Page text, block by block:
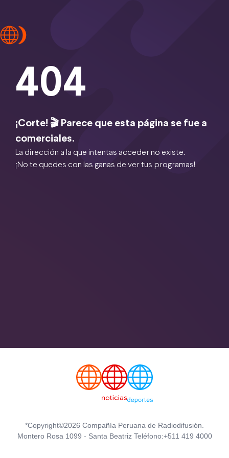
404
¡Corte! 🎬 Parece que esta página se fue a
comerciales.
La dirección a la que intentas acceder no existe.
¡No te quedes con las ganas de ver tus programas!
*Copyright©2026 Compañía Peruana de Radiodifusión.
Montero Rosa 1099 - Santa Beatriz Teléfono:+511 419 4000